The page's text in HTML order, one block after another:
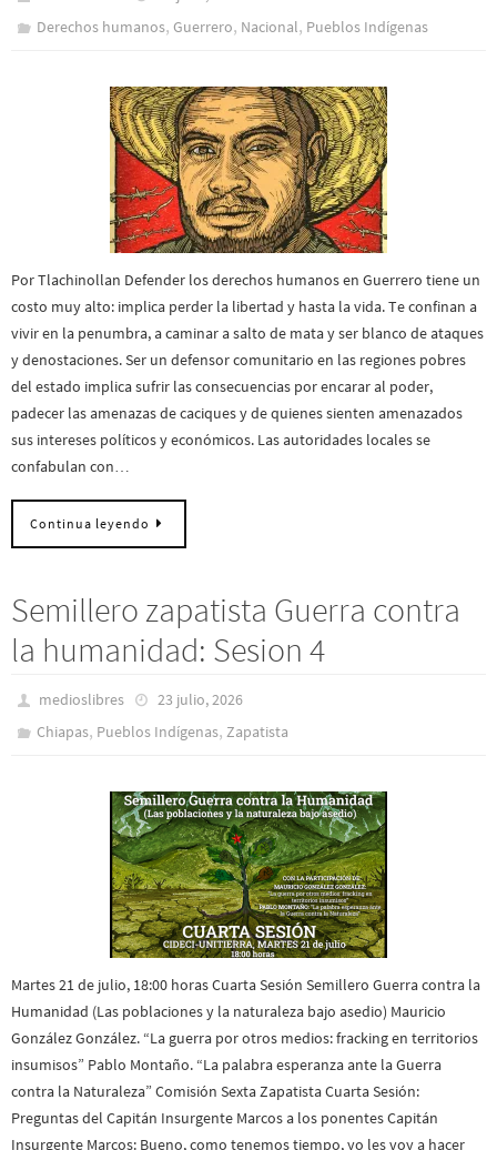
Derechos humanos,Guerrero, Nacional, Pueblos Indí­genas
Por Tlachinollan Defender los derechos humanos en Guerrero tiene un
costo muy alto: implica perder la libertad y hasta la vida. Te confinan a
vivir en la penumbra, a caminar a salto de mata y ser blanco de ataques
y denostaciones. Ser un defensor comunitario en las regiones pobres
del estado implica sufrir las consecuencias por encarar al poder,
padecer las amenazas de caciques y de quienes sienten amenazados
sus intereses políticos y económicos. Las autoridades locales se
confabulan con…
Continua leyendo
Semillero zapatista Guerra contra
la humanidad: Sesion 4
medioslibres
23 julio, 2026
Chiapas, Pueblos Indí­genas, Zapatista
Martes 21 de julio, 18:00 horas Cuarta Sesión Semillero Guerra contra la
Humanidad (Las poblaciones y la naturaleza bajo asedio) Mauricio
González González. “La guerra por otros medios: fracking en territorios
insumisos” Pablo Montaño. “La palabra esperanza ante la Guerra
contra la Naturaleza” Comisión Sexta Zapatista Cuarta Sesión:
Preguntas del Capitán Insurgente Marcos a los ponentes Capitán
Insurgente Marcos: Bueno, como tenemos tiempo, yo les voy a hacer